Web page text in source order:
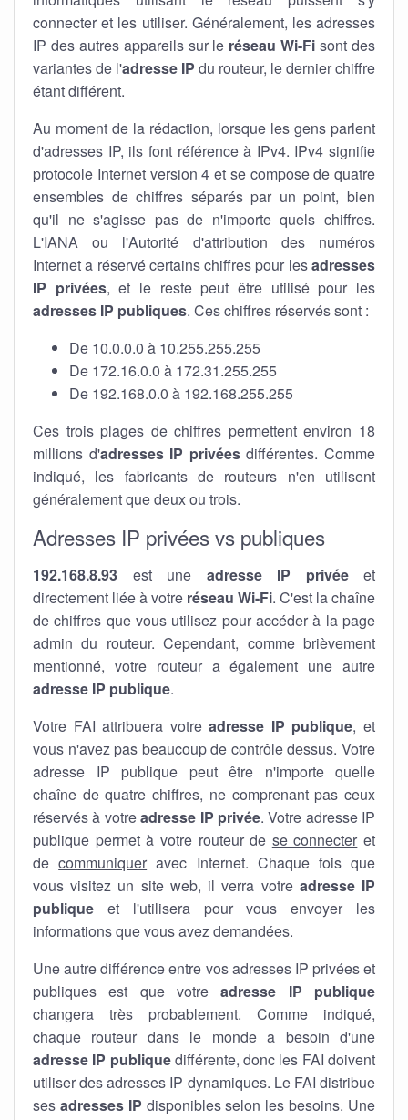
connecter et les utiliser. Généralement, les adresses
IP des autres appareils sur le réseau Wi-Fi sont des
variantes de l'adresse IP du routeur, le dernier chiffre
étant différent.
Au moment de la rédaction, lorsque les gens parlent
d'adresses IP, ils font référence à IPv4. IPv4 signifie
protocole Internet version 4 et se compose de quatre
ensembles de chiffres séparés par un point, bien
qu'il ne s'agisse pas de n'importe quels chiffres.
L'IANA ou l'Autorité d'attribution des numéros
Internet a réservé certains chiffres pour lesadresses
IP privées, et le reste peut être utilisé pour les
adresses IP publiques. Ces chiffres réservés sont :
De 10.0.0.0 à 10.255.255.255
De 172.16.0.0 à 172.31.255.255
De 192.168.0.0 à 192.168.255.255
Ces trois plages de chiffres permettent environ 18
millions d'adresses IP privéesdifférentes. Comme
indiqué, les fabricants de routeurs n'en utilisent
généralement que deux ou trois.
Adresses IP privées vs publiques
192.168.8.93 est une adresse IP privéeet
directement liée à votre réseau Wi-Fi. C'est la chaîne
de chiffres que vous utilisez pour accéder à la page
admin du routeur. Cependant, comme brièvement
mentionné, votre routeur a également une autre
adresse IP publique.
Votre FAI attribuera votreadresse IP publique, et
vous n'avez pas beaucoup de contrôle dessus. Votre
adresse IP publique peut être n'importe quelle
chaîne de quatre chiffres, ne comprenant pas ceux
réservés à votreadresse IP privée. Votre adresse IP
publique permet à votre routeur de se connecter et
decommuniquer avec Internet. Chaque fois que
vous visitez un site web, il verra votre adresse IP
publique et l'utilisera pour vous envoyer les
informations que vous avez demandées.
Une autre différence entre vos adresses IP privées et
publiques est que votreadresse IP publique
changera très probablement. Comme indiqué,
chaque routeur dans le monde a besoin d'une
adresse IP publiquedifférente, donc les FAI doivent
utiliser des adresses IP dynamiques. Le FAI distribue
ses adresses IP disponibles selon les besoins. Une